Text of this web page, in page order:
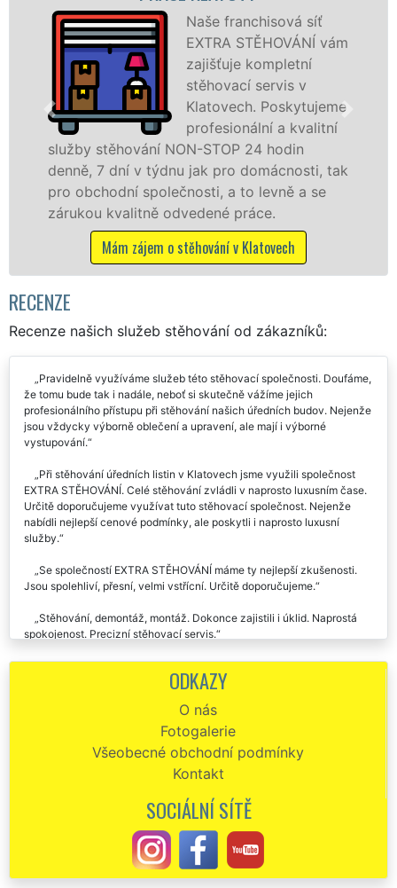
Poskytujeme
stěhovací služby v
Klatovech na
špičkové úrovni se
speciální stěhovací
technikou. Tyto
služby zajišťujeme domácnostem i firmám v
celém okresu Klatovy se zárukou kvality
franchisové sítě EXTRA STĚHOVÁNÍ.
Nabízíme stěhovací služby NON-STOP
včetně víkendů a svátků bez příplatků.
Mám zájem o stěhovací služby v Klatovech
RECENZE
Recenze našich služeb stěhování od zákazníků:
Pravidelně využíváme služeb této stěhovací společnosti. Doufáme,
že tomu bude tak i nadále, neboť si skutečně vážíme jejich
profesionálního přístupu při stěhování našich úředních budov. Nejenže
jsou vždycky výborně oblečení a upravení, ale mají i výborné
Při stěhování úředních listin v Klatovech jsme využili společnost
EXTRA STĚHOVÁNÍ. Celé stěhování zvládli v naprosto luxusním čase.
Určitě doporučujeme využívat tuto stěhovací společnost. Nejenže
nabídli nejlepší cenové podmínky, ale poskytli i naprosto luxusní
Se společností EXTRA STĚHOVÁNÍ máme ty nejlepší zkušenosti.
Stěhování, demontáž, montáž. Dokonce zajistili i úklid. Naprostá
ODKAZY
O nás
Fotogalerie
Všeobecné obchodní podmínky
Kontakt
SOCIÁLNÍ SÍTĚ